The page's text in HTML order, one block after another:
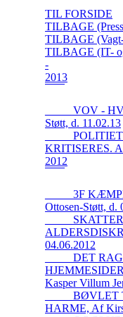
TIL FORSIDE
TILBAGE
TILBAGE
TILBAGE (IT-
-
2013
_____VOV -
Støtt, d. 11.02.13
KRITISERES.
2012
_____3F
Ottosen-Støtt, d.
04.06.2012
_____DET
Kasper Villum
HARME, Af